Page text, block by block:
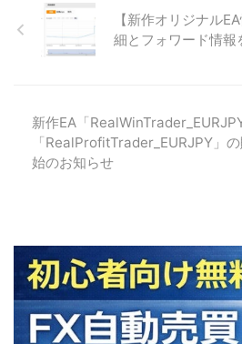
【新作オリジナル
細とフォワード情報
新作EA「
「RealProfitTrader_EURJPY」
始のお知らせ